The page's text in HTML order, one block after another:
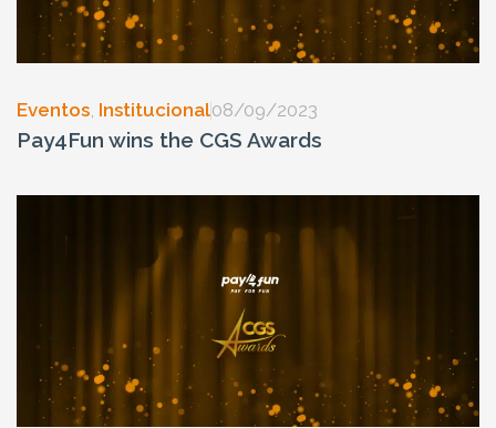
Eventos Institucional08/09/2023
Pay4Fun wins the CGS Awards